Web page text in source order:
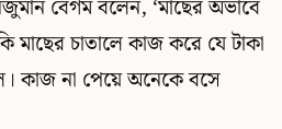
বেগম বলেন, ‘মাছের অভাবে
চাতালে কাজ করে যে টাকা
কাজ না পেয়ে অনেকে বসে